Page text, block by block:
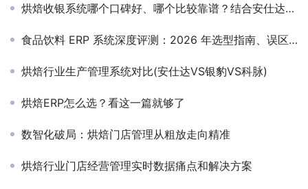
烘焙收银系统哪个口碑好、哪个比较靠谱？结合安仕达实测对比
食品饮料 ERP 系统深度评测：2026 年选型指南、误区与性价比分析
烘焙行业生产管理系统对比(安仕达VS银豹VS科脉)
烘焙ERP怎么选？看这一篇就够了
数智化破局：烘焙门店管理从粗放走向精准
烘焙行业门店经营管理实时数据痛点和解决方案